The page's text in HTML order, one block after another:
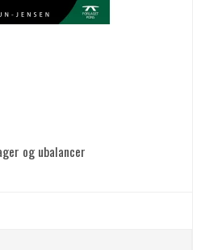
og ubalancer